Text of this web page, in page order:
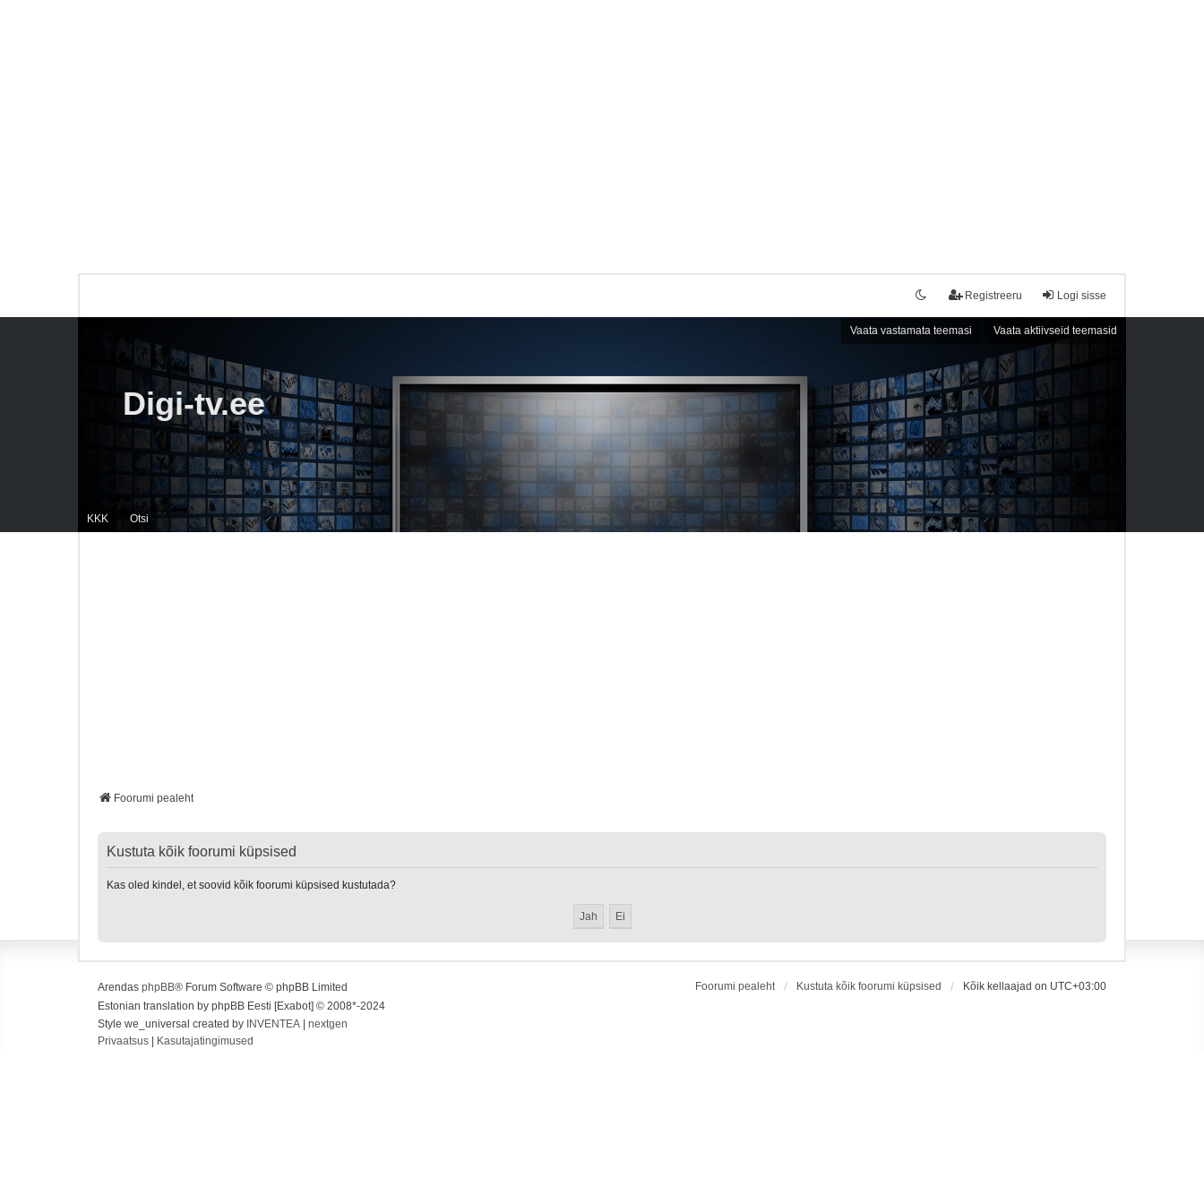
Logi sisse
Registreeru
Vaata vastamata teemasi Vaata aktiivseid teemasid
KKK Otsi
Digi-tv.ee
Foorumi pealeht
Kustuta kõik foorumi küpsised
Kas oled kindel, et soovid kõik foorumi küpsised kustutada?
Foorumi pealeht Kustuta kõik foorumi küpsised Kõik kellaajad on UTC+03:00
Arendas phpBB® Forum Software © phpBB Limited
Estonian translation by phpBB Eesti [Exabot] © 2008*-2024
Style we_universal created by INVENTEA
nextgen
Privaatsus
Kasutajatingimused